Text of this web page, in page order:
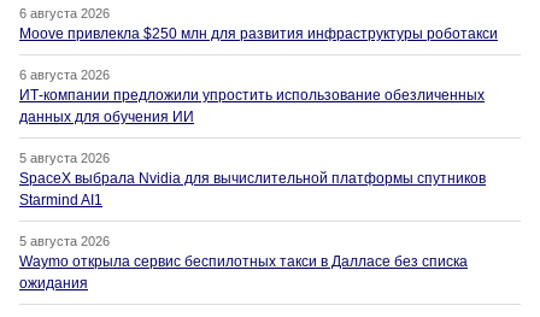
6 августа 2026
Moove привлекла $250 млн для развития инфраструктуры роботакси
6 августа 2026
ИТ-компании предложили упростить использование обезличенных
данных для обучения ИИ
5 августа 2026
SpaceX выбрала Nvidia для вычислительной платформы спутников
Starmind AI1
5 августа 2026
Waymo открыла сервис беспилотных такси в Далласе без списка
ожидания